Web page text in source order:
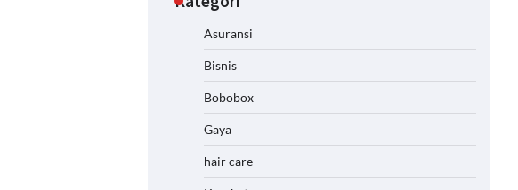
Asuransi
Bisnis
Bobobox
Gaya
hair care